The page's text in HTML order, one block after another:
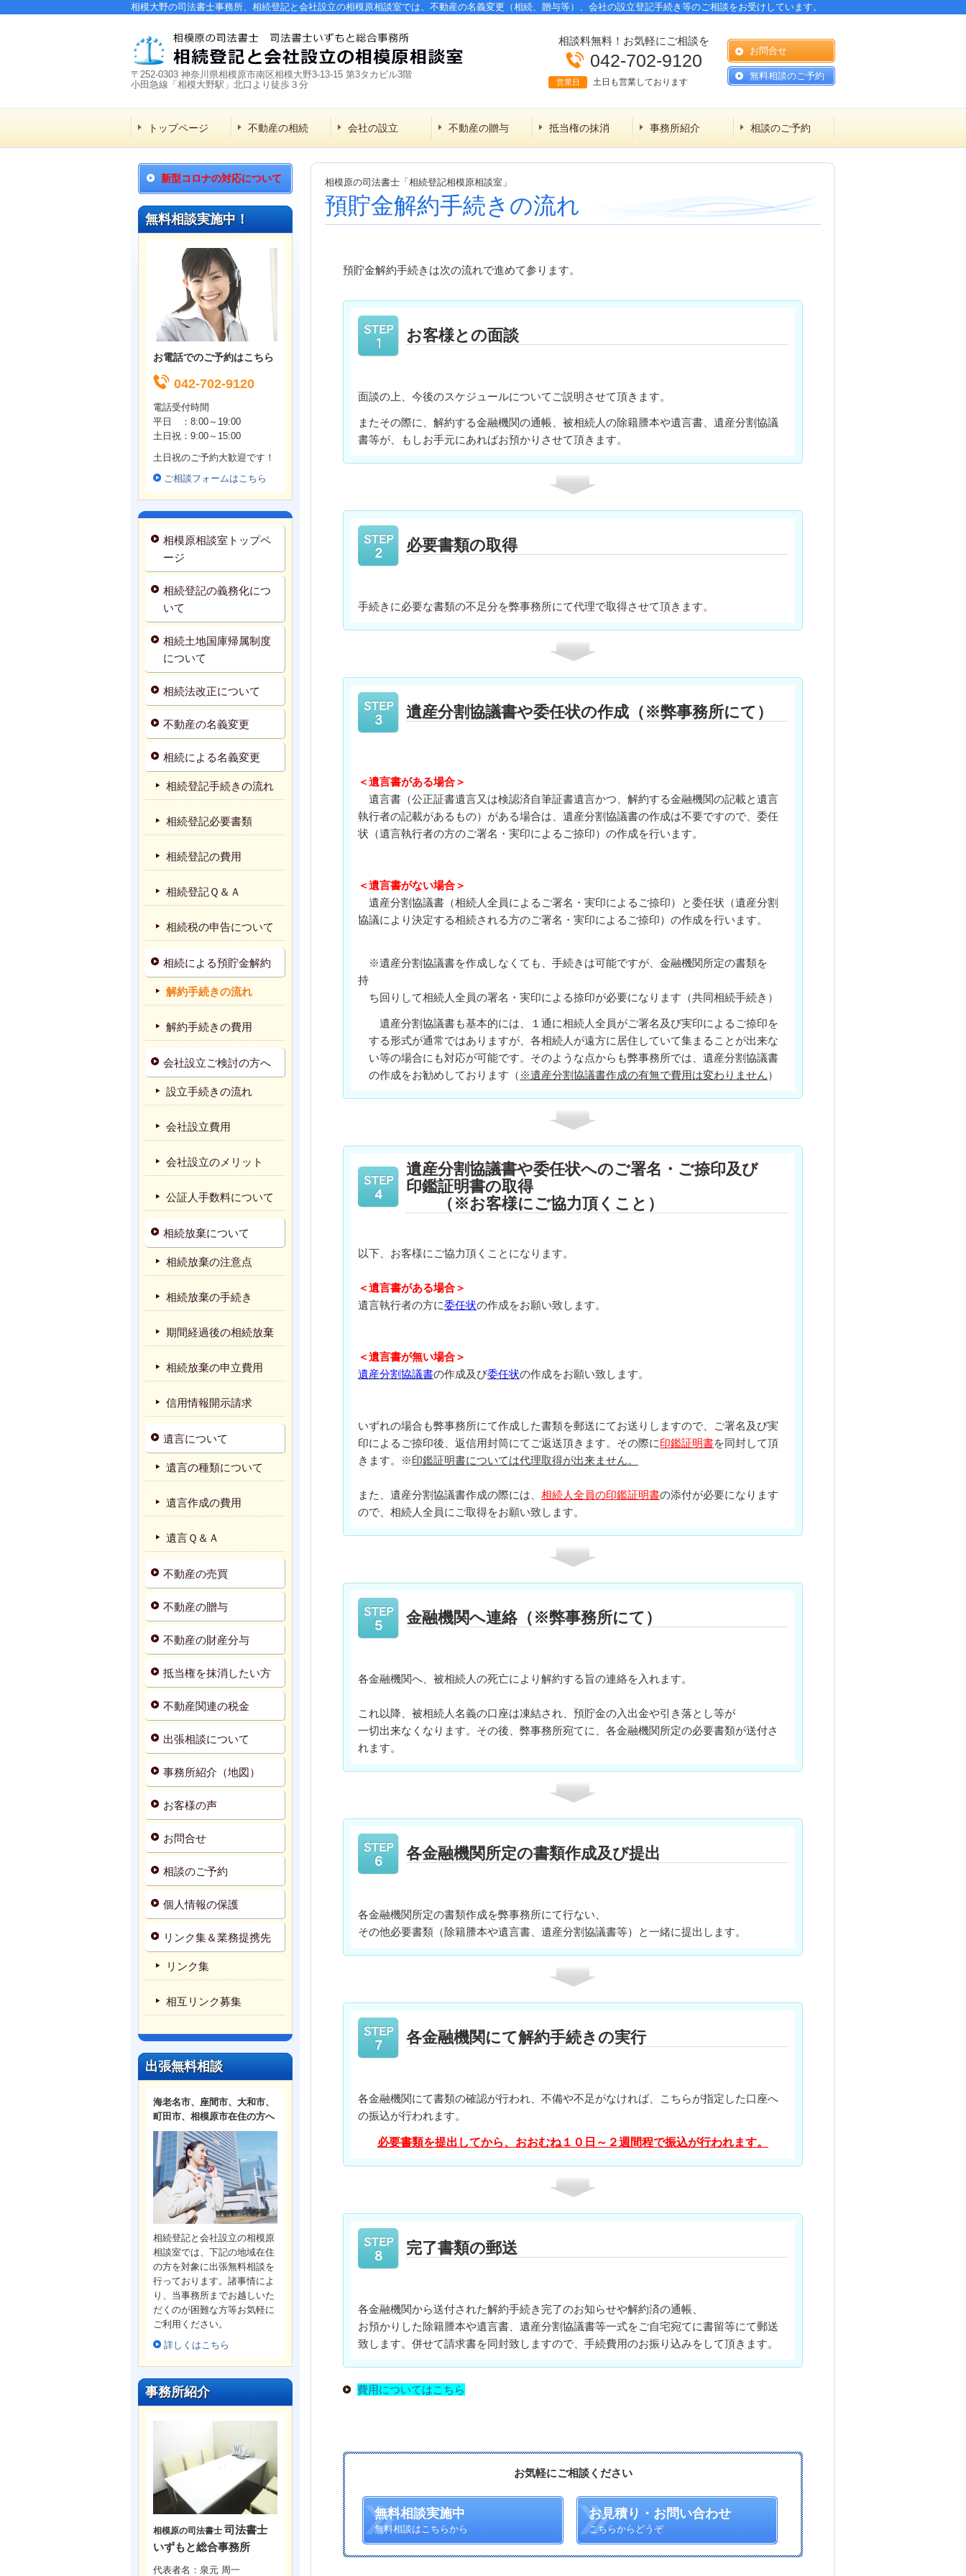
相模大野の司法書士事務所、相続登記と会社設立の相模原相談室では、不動産の名義変更（相続、贈与等）、会社の設立登記手続き等のご相談をお受けしています。
〒252-0303 神奈川県相模原市南区相模大野3-13-15 第3タカビル3階
小田急線「相模大野駅」北口より徒歩３分
相談料無料！お気軽にご相談を
042-702-9120
営業日 土日も営業しております
お問合せ
無料相談のご予約
トップページ 不動産の相続 会社の設立 不動産の贈与 抵当権の抹消 事務所紹介 相談のご予約
相模原の司法書士「相続登記相模原相談室」
預貯金解約手続きの流れ
預貯金解約手続きは次の流れで進めて参ります。
お客様との面談
面談の上、今後のスケジュールについてご説明させて頂きます。
またその際に、解約する金融機関の通帳、被相続人の除籍謄本や遺言書、遺産分割協議
書等が、もしお手元にあればお預かりさせて頂きます。
必要書類の取得
手続きに必要な書類の不足分を弊事務所にて代理で取得させて頂きます。
遺産分割協議書や委任状の作成（※弊事務所にて）
＜遺言書がある場合＞
遺言書（公正証書遺言又は検認済自筆証書遺言かつ、解約する金融機関の記載と遺言
執行者の記載があるもの）がある場合は、遺産分割協議書の作成は不要ですので、委任
状（遺言執行者の方のご署名・実印によるご捺印）の作成を行います。
＜遺言書がない場合＞
遺産分割協議書（相続人全員によるご署名・実印によるご捺印）と委任状（遺産分割
協議により決定する相続される方のご署名・実印によるご捺印）の作成を行います。
※遺産分割協議書を作成しなくても、手続きは可能ですが、金融機関所定の書類を
持
ち回りして相続人全員の署名・実印による捺印が必要になります（共同相続手続き）
遺産分割協議書も基本的には、１通に相続人全員がご署名及び実印によるご捺印を
する形式が通常ではありますが、各相続人が遠方に居住していて集まることが出来な
い等の場合にも対応が可能です。そのような点からも弊事務所では、遺産分割協議書
の作成をお勧めしております（ ※遺産分割協議書作成の有無で費用は変わりません）
遺産分割協議書や委任状へのご署名・ご捺印及び
印鑑証明書の取得
（※お客様にご協力頂くこと）
以下、お客様にご協力頂くことになります。
＜遺言書がある場合＞
遺言執行者の方に委任状の作成をお願い致します。
＜遺言書が無い場合＞
遺産分割協議書の作成及び委任状の作成をお願い致します。
いずれの場合も弊事務所にて作成した書類を郵送にてお送りしますので、ご署名及び実
印によるご捺印後、返信用封筒にてご返送頂きます。その際に印鑑証明書を同封して頂
きます。※印鑑証明書については代理取得が出来ません。
また、遺産分割協議書作成の際には、 相続人全員の印鑑証明書の添付が必要になります
ので、相続人全員にご取得をお願い致します。
金融機関へ連絡（※弊事務所にて）
各金融機関へ、被相続人の死亡により解約する旨の連絡を入れます。
これ以降、被相続人名義の口座は凍結され、預貯金の入出金や引き落とし等が
一切出来なくなります。その後、弊事務所宛てに、各金融機関所定の必要書類が送付さ
れます。
各金融機関所定の書類作成及び提出
各金融機関所定の書類作成を弊事務所にて行ない、
その他必要書類（除籍謄本や遺言書、遺産分割協議書等）と一緒に提出します。
各金融機関にて解約手続きの実行
各金融機関にて書類の確認が行われ、不備や不足がなければ、こちらが指定した口座へ
の振込が行われます。
必要書類を提出してから、おおむね１０日～２週間程で振込が行われます。
完了書類の郵送
各金融機関から送付された解約手続き完了のお知らせや解約済の通帳、
お預かりした除籍謄本や遺言書、遺産分割協議書等一式をご自宅宛てに書留等にて郵送
致します。併せて請求書を同封致しますので、手続費用のお振り込みをして頂きます。
費用についてはこちら
お気軽にご相談ください
無料相談実施中
無料相談はこちらから
お見積り・お問い合わせ
こちらからどうぞ
新型コロナの対応について
無料相談実施中！
お電話でのご予約はこちら
042-702-9120
電話受付時間
平日 ：8:00～19:00
土日祝：9:00～15:00
土日祝のご予約大歓迎です！
ご相談フォームはこちら
相模原相談室トップペ
ージ
相続登記の義務化につ
いて
相続土地国庫帰属制度
について
相続法改正について
不動産の名義変更
相続による名義変更
相続登記手続きの流れ
相続登記必要書類
相続登記の費用
相続登記Ｑ＆Ａ
相続税の申告について
相続による預貯金解約
解約手続きの流れ
解約手続きの費用
会社設立ご検討の方へ
設立手続きの流れ
会社設立費用
会社設立のメリット
公証人手数料について
相続放棄について
相続放棄の注意点
相続放棄の手続き
期間経過後の相続放棄
相続放棄の申立費用
信用情報開示請求
遺言について
遺言の種類について
遺言作成の費用
遺言Ｑ＆Ａ
不動産の売買
不動産の贈与
不動産の財産分与
抵当権を抹消したい方
不動産関連の税金
出張相談について
事務所紹介（地図）
お客様の声
お問合せ
相談のご予約
個人情報の保護
リンク集＆業務提携先
リンク集
相互リンク募集
出張無料相談
海老名市、座間市、大和市、
町田市、相模原市在住の方へ
相続登記と会社設立の相模原
相談室では、下記の地域在住
の方を対象に出張無料相談を
行っております。諸事情によ
り、当事務所までお越しいた
だくのが困難な方等お気軽に
ご利用ください。
詳しくはこちら
事務所紹介
相模原の司法書士 司法書士
いずもと総合事務所
代表者名：泉元 周一